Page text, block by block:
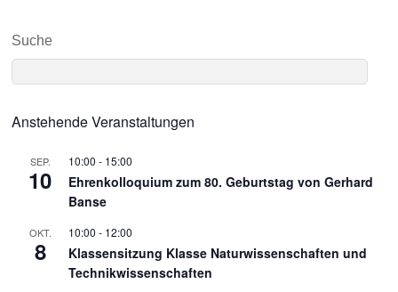
Suche
Anstehende Veranstaltungen
SEP.
10
10:00 - 15:00
Ehrenkolloquium zum 80. Geburtstag von Gerhard
Banse
OKT.
8
10:00 - 12:00
Klassensitzung Klasse Naturwissenschaften und
Technikwissenschaften